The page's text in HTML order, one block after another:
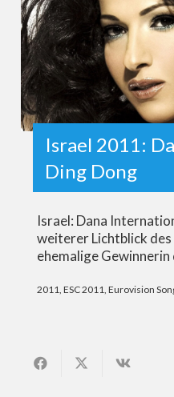
Israel 2011:
Ding Dong
Israel: Dana
weiterer Lichtblick des
ehemalige
2011 ESC 2011 Eurovision